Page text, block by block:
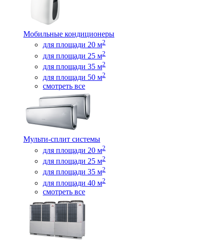
Мобильные кондиционеры
для площади 20 м2
для площади 25 м2
для площади 35 м2
для площади 50 м2
смотреть все
Мульти-сплит системы
для площади 20 м2
для площади 25 м2
для площади 35 м2
для площади 40 м2
смотреть все